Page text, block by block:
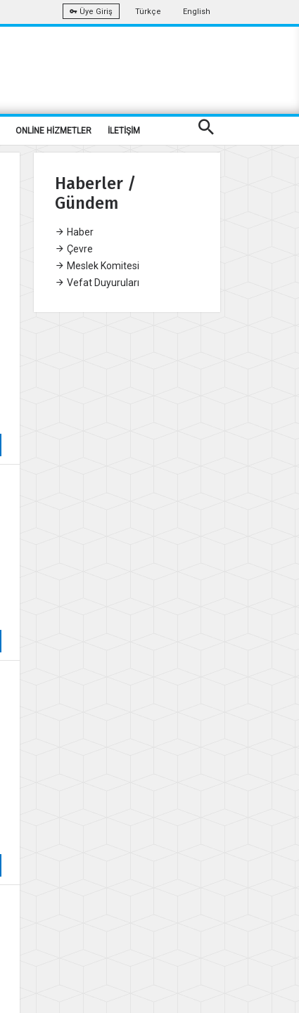
Üye Giriş Türkçe English
ONLİNE HİZMETLER İLETİŞİM
Haberler /
Gündem
Haber
Çevre
Meslek Komitesi
Vefat Duyuruları